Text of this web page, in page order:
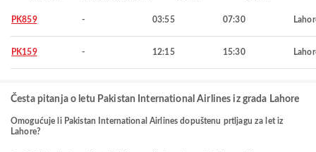
PK859 - 03:55 07:30
PK159 - 12:15 15:30
Česta pitanja o letu Pakistan International Airlines iz grada Lahore
Omogućuje li Pakistan International Airlines dopuštenu prtljagu za let iz
Lahore?